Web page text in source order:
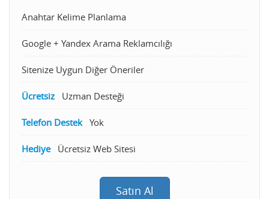
Anahtar Kelime Planlama
Google + Yandex Arama Reklamcılığı
Sitenize Uygun Diğer Öneriler
Ücretsiz Uzman Desteği
Telefon Destek Yok
Hediye Ücretsiz Web Sitesi
Satın Al